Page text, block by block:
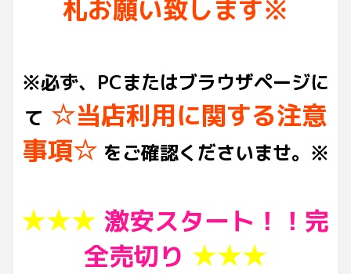
札お願い致します※
※必ず、PCまたはブラウザページに
て ☆当店利用に関する注意
事項☆ をご確認くださいませ。※
★★★ 激安スタート！！完
全売切り ★★★